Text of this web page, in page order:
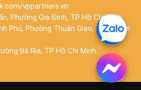
vppartners.vn
Phường Gia Định, TP Hồ Chí Minh.
Phú, Phường Thuận Giao, TP Hồ Chí
Bà Rịa, TP Hồ Chí Minh.